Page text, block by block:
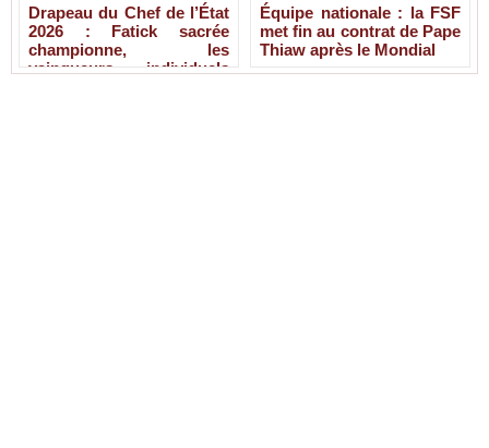
Drapeau du Chef de l’État
2026 : Fatick sacrée
championne, les
vainqueurs individuels
Équipe nationale : la FSF
met fin au contrat de Pape
Thiaw après le Mondial